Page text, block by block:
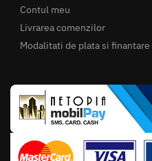
Contul meu
Livrarea comenzilor
Modalitati de plata si finantare